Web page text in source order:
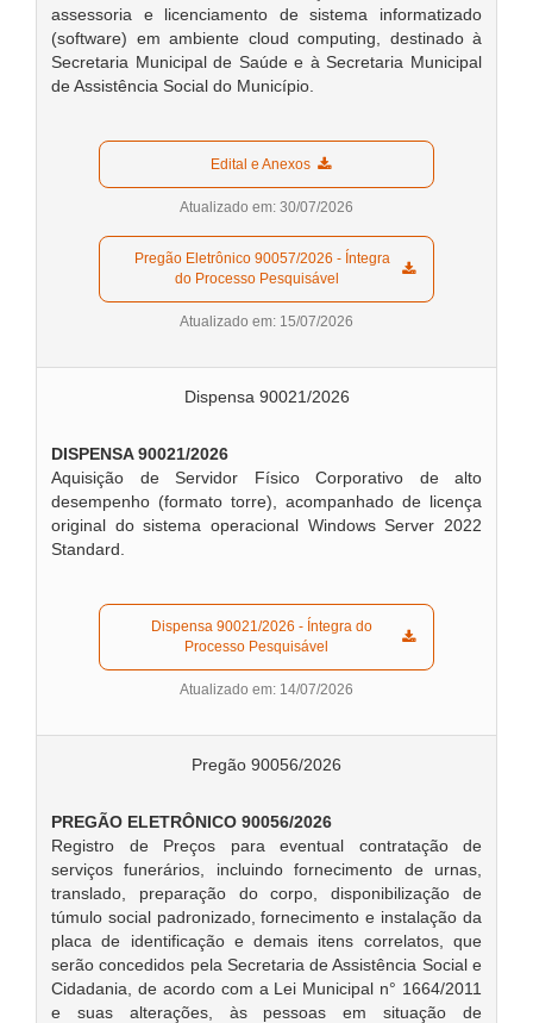
assessoria e licenciamento de sistema informatizado
(software) em ambiente cloud computing, destinado à
Secretaria Municipal de Saúde e à Secretaria Municipal
de Assistência Social do Município.
  Edital e Anexos
Atualizado em: 30/07/2026
do Processo Pesquisável
Atualizado em: 15/07/2026
Dispensa 90021/2026
DISPENSA 90021/2026
Aquisição de Servidor Físico Corporativo de alto
desempenho (formato torre), acompanhado de licença
original do sistema operacional Windows Server 2022
Standard.
Processo Pesquisável
Atualizado em: 14/07/2026
Pregão 90056/2026
PREGÃO ELETRÔNICO 90056/2026
Registro de Preços para eventual contratação de
serviços funerários, incluindo fornecimento de urnas,
translado, preparação do corpo, disponibilização de
túmulo social padronizado, fornecimento e instalação da
placa de identificação e demais itens correlatos, que
serão concedidos pela Secretaria de Assistência Social e
Cidadania, de acordo com a Lei Municipal n° 1664/2011
e suas alterações, às pessoas em situação de